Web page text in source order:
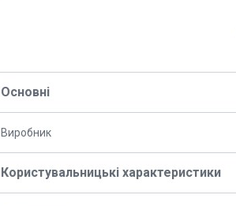
Основні
Виробник
Користувальницькі характеристики